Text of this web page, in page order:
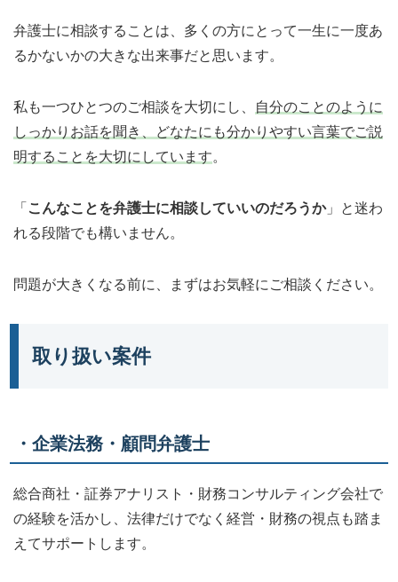
弁護士に相談することは、多くの方にとって一生に一度あ
るかないかの大きな出来事だと思います。
私も一つひとつのご相談を大切にし、 自分のことのように
しっかりお話を聞き、どなたにも分かりやすい言葉でご説
明することを大切にしています。
「 こんなことを弁護士に相談していいのだろうか」と迷わ
れる段階でも構いません。
問題が大きくなる前に、まずはお気軽にご相談ください。
取り扱い案件
・企業法務・顧問弁護士
総合商社・証券アナリスト・財務コンサルティング会社で
の経験を活かし、法律だけでなく経営・財務の視点も踏ま
えてサポートします。